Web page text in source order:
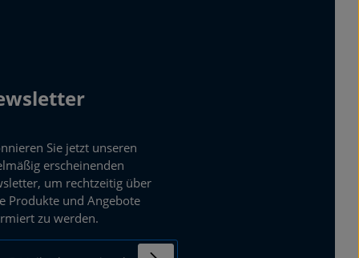
Sie jetzt unseren
erscheinenden
um rechtzeitig über
Produkte und Angebote
zu werden.